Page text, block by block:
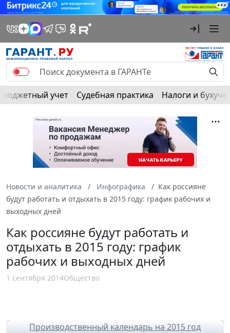
Бюджетный учет Судебная практика Налоги и
Новости и аналитика Инфографика
Как россияне
будут работать и отдыхать в 2015 году: график рабочих и
выходных дней
Как россияне будут работать и
отдыхать в 2015 году: график
рабочих и выходных дней
1 сентября 2014Общество
Производственный календарь на 2015 год